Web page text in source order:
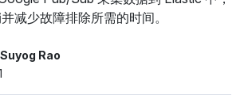
减少故障排除所需的时间。
Suyog Rao